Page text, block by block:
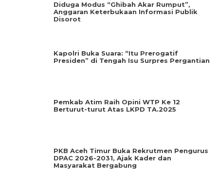
Diduga Modus “Ghibah Akar Rumput”,
Anggaran Keterbukaan Informasi Publik
Disorot
Kapolri Buka Suara: “Itu Prerogatif
Presiden” di Tengah Isu Surpres Pergantian
Pemkab Atim Raih Opini WTP Ke 12
Berturut-turut Atas LKPD TA.2025
PKB Aceh Timur Buka Rekrutmen Pengurus
DPAC 2026-2031, Ajak Kader dan
Masyarakat Bergabung